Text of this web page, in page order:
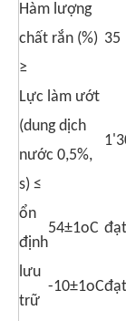
Hàm lượng
chất rắn (%)
≥
35
Lực làm ướt
(dung dịch
nước 0,5%,
s) ≤
ổn
định
lưu
trữ
54±1oC
-10±1oC